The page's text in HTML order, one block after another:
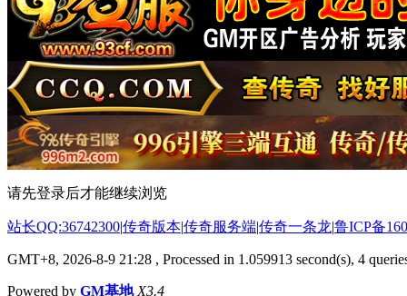
请先登录后才能继续浏览
站长QQ:36742300|传奇版本|传奇服务端|传奇一条龙|鲁ICP备
GMT+8, 2026-8-9 21:28 , Processed in 1.059913 second(s), 4
Powered by GM基地 X3.4